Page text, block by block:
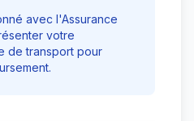
avec l'Assurance
votre
de transport pour